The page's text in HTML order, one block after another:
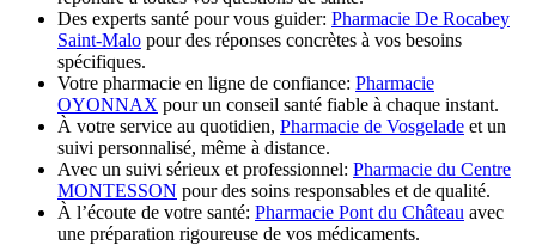
Des experts santé pour vous guider: Pharmacie De Rocabey
Saint-Malo pour des réponses concrètes à vos besoins
spécifiques.
Votre pharmacie en ligne de confiance: Pharmacie
OYONNAX pour un conseil santé fiable à chaque instant.
À votre service au quotidien, Pharmacie de Vosgelade et un
suivi personnalisé, même à distance.
Avec un suivi sérieux et professionnel: Pharmacie du Centre
MONTESSON pour des soins responsables et de qualité.
À l’écoute de votre santé: Pharmacie Pont du Château avec
une préparation rigoureuse de vos médicaments.